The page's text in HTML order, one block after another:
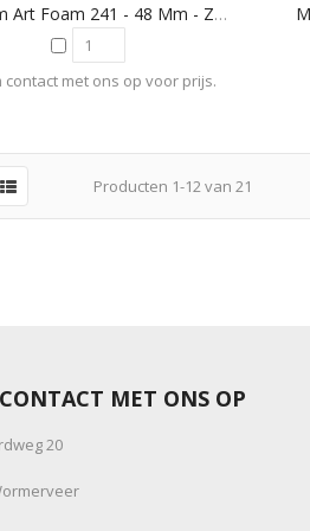
Museum Art Foam 241 - 48 Mm - Zwart
contact met ons op voor prijs.
Producten 1-12van 21
MET ONS OP
20